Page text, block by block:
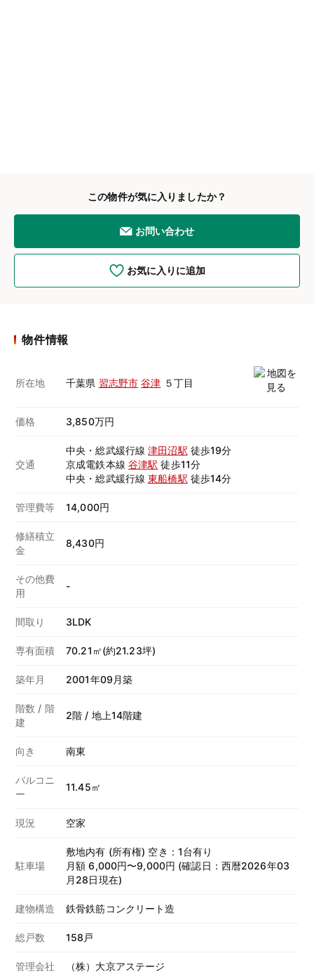
この物件が気に入りましたか？
お問い合わせ
お気に入りに追加
物件情報
所在地 千葉県 習志野市 谷津 ５丁目
価格 3,850万円
交通
中央・総武緩行線津田沼駅 徒歩19分
京成電鉄本線 谷津駅 徒歩11分
中央・総武緩行線東船橋駅 徒歩14分
管理費等 14,000円
修繕積立
金
8,430円
その他費
用
-
間取り 3LDK
専有面積 70.21㎡(約21.23坪)
築年月 2001年09月築
階数 / 階
建
2階 / 地上14階建
向き 南東
バルコニ
ー
11.45㎡
現況 空家
駐車場
敷地内有 (所有権) 空き：1台有り
月額 6,000円〜9,000円 (確認日：西暦2026年03
月28日現在)
建物構造 鉄骨鉄筋コンクリート造
総戸数 158戸
管理会社 （株）大京アステージ